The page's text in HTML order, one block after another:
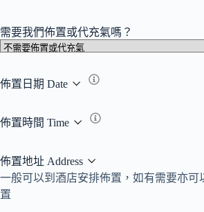
需要我們佈置或代充氣嗎？
佈置日期 Date
佈置時間 Time
佈置地址 Address
一般可以到酒店安排佈置，如有需要亦可
置